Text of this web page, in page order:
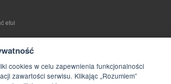
etui
cookies w celu zapewnienia funkcjonalności
zawartości serwisu. Klikając „Rozumiem”